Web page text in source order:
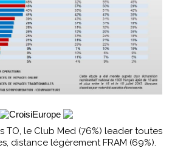
distance légèrement FRAM (69%).